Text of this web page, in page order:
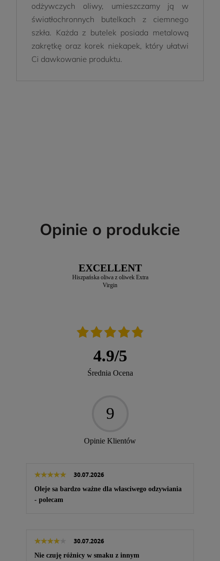
odżywczych oliwy, umieszczamy ją w
światłochronnych butelkach z ciemnego
szkła. Każda z butelek posiada metalową
zakrętkę oraz korek niekapek, który ułatwi
Ci dawkowanie produktu.
Opinie o produkcie
EXCELLENT
Hiszpańska oliwa z oliwek Extra
Virgin
4.9/5
Średnia Ocena
9
Opinie Klientów
30.07.2026
Oleje sa bardzo ważne dla własciwego odzywiania
- polecam
30.07.2026
Nie czuję różnicy w smaku z innym